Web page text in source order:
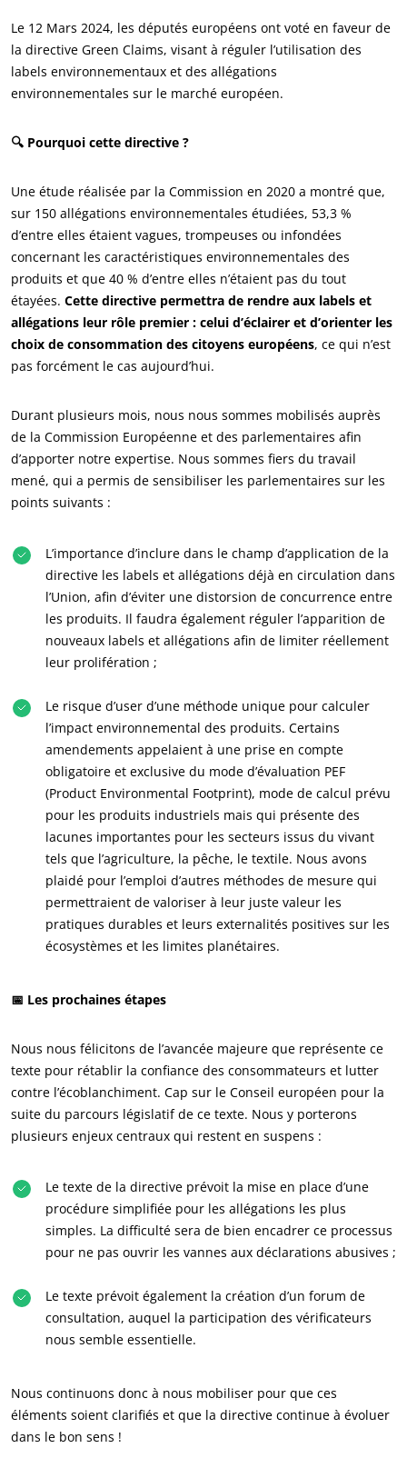
Qui sommes nous ?
Actualités
Carrières
NOS ENGAGEMENTS RSE
Agir via nos prestations
Progresser avec nos équipes
S’investir pour notre environnement
Innover avec notre écosystème
NOS SECTEURS D'ACTIVITÉ
Agroalimentaire
Cosmétique
Bois et forêt
Produits de la maison
Agrofourniture
Le 12 Mars 2024, les députés européens ont voté en faveur de
la directive Green Claims, visant à réguler l’utilisation des
labels environnementaux et des allégations
environnementales sur le marché européen.
🔍 Pourquoi cette directive ?
Une étude réalisée par la Commission en 2020 a montré que,
sur 150 allégations environnementales étudiées, 53,3 %
d’entre elles étaient vagues, trompeuses ou infondées
concernant les caractéristiques environnementales des
produits et que 40 % d’entre elles n’étaient pas du tout
étayées. Cette directive permettra de rendre aux labels et
allégations leur rôle premier : celui d’éclairer et d’orienter les
choix de consommation des citoyens européens, ce qui n’est
pas forcément le cas aujourd’hui.
Durant plusieurs mois, nous nous sommes mobilisés auprès
de la Commission Européenne et des parlementaires afin
d’apporter notre expertise. Nous sommes fiers du travail
mené, qui a permis de sensibiliser les parlementaires sur les
points suivants :
L’importance d’inclure dans le champ d’application de la
directive les labels et allégations déjà en circulation dans
l’Union, afin d’éviter une distorsion de concurrence entre
les produits. Il faudra également réguler l’apparition de
nouveaux labels et allégations afin de limiter réellement
leur prolifération ;
Le risque d’user d’une méthode unique pour calculer
l’impact environnemental des produits. Certains
amendements appelaient à une prise en compte
obligatoire et exclusive du mode d’évaluation PEF
(Product Environmental Footprint), mode de calcul prévu
pour les produits industriels mais qui présente des
lacunes importantes pour les secteurs issus du vivant
tels que l’agriculture, la pêche, le textile. Nous avons
plaidé pour l’emploi d’autres méthodes de mesure qui
permettraient de valoriser à leur juste valeur les
pratiques durables et leurs externalités positives sur les
écosystèmes et les limites planétaires.
📅 Les prochaines étapes
Nous nous félicitons de l’avancée majeure que représente ce
texte pour rétablir la confiance des consommateurs et lutter
contre l’écoblanchiment. Cap sur le Conseil européen pour la
suite du parcours législatif de ce texte. Nous y porterons
plusieurs enjeux centraux qui restent en suspens :
Le texte de la directive prévoit la mise en place d’une
procédure simplifiée pour les allégations les plus
simples. La difficulté sera de bien encadrer ce processus
pour ne pas ouvrir les vannes aux déclarations abusives ;
Le texte prévoit également la création d’un forum de
consultation, auquel la participation des vérificateurs
nous semble essentielle.
Nous continuons donc à nous mobiliser pour que ces
éléments soient clarifiés et que la directive continue à évoluer
dans le bon sens !